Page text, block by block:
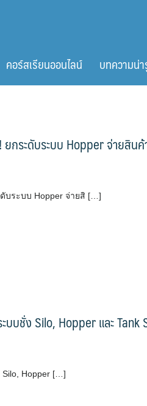
คอร์สเรียนออนไลน์ บทความน่
กระดับระบบ Hopper จ่ายสิน
บระบบ Hopper จ่ายสิ […]
บชั่ง Silo, Hopper และ Tank
Hopper […]